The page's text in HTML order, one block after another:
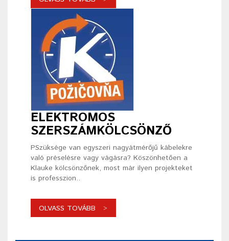
ELEKTROMOS
SZERSZÁMKÖLCSÖNZŐ
PSzüksége van egyszeri nagyátmérőjű kábelekre
való préselésre vagy vágásra? Köszönhetően a
Klauke kölcsönzőnek, most már ilyen projekteket
is professzion..
OLVASS TOVÁBB